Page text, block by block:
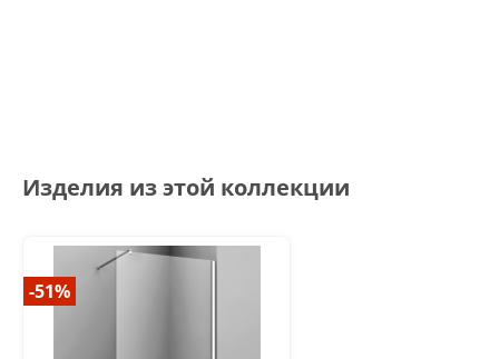
Изделия из этой коллекции
-51%